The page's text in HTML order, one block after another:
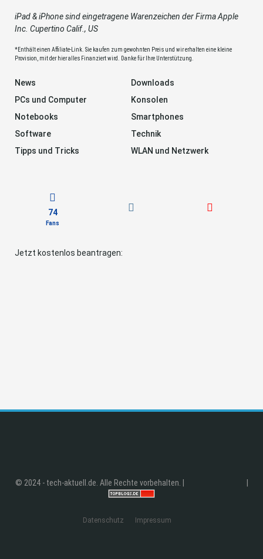
iPad & iPhone sind eingetragene Warenzeichen der Firma Apple
Inc. Cupertino Calif., US
*Enthält einen Affiliate-Link. Sie kaufen zum gewohnten Preis und wir erhalten eine kleine
Provision, mit der hier alles Finanziert wird. Danke für Ihre Unterstützung.
News
Downloads
PCs und Computer
Konsolen
Notebooks
Smartphones
Software
Technik
Tipps und Tricks
WLAN und Netzwerk
74
Fans
Jetzt kostenlos beantragen:
© 2024 - tech-aktuell.de. Alle Rechte vorbehalten. |
Datenschutz Impressum